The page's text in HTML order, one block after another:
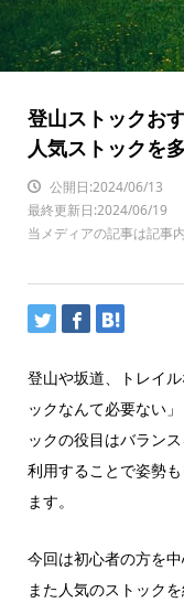
登山ストックお
人気ストックを
公開日:2024/06/13
最終更新日:2024/06/19
当メディアの記事は記事
登山や坂道、トレイ
ックなんて必要ない
ックの役目はバラン
利用することで姿勢
ます。
今回は初心者の方を
また人気のストックを